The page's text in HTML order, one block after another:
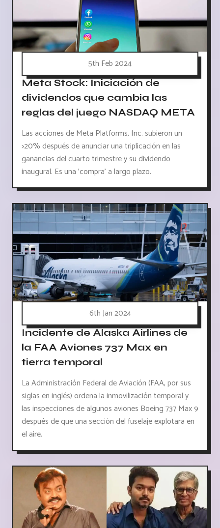
5th Feb 2024
Meta Stock: Iniciación de
dividendos que cambia las
reglas del juego NASDAQ META
Las acciones de Meta Platforms, Inc. subieron un
>20% después de anunciar una triplicación en las
ganancias del cuarto trimestre y su dividendo
inaugural. Es una 'compra' a largo plazo.
6th Jan 2024
Incidente de Alaska Airlines de
la FAA Aviones 737 Max en
tierra temporal
La Administración Federal de Aviación (FAA, por sus
siglas en inglés) ordena la inmovilización temporal y
las inspecciones de algunos aviones Boeing 737 Max 9
después de que una sección del fuselaje explotara en
el aire.